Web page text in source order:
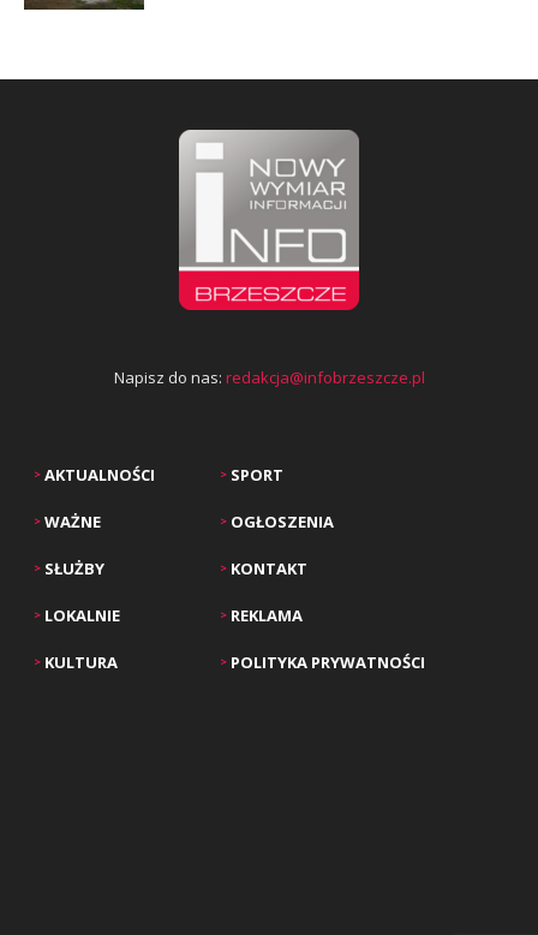
Napisz do nas: redakcja@infobrzeszcze.pl
> AKTUALNOŚCI
> WAŻNE
> SŁUŻBY
> LOKALNIE
> KULTURA
> SPORT
> OGŁOSZENIA
> KONTAKT
> REKLAMA
> POLITYKA PRYWATNOŚCI